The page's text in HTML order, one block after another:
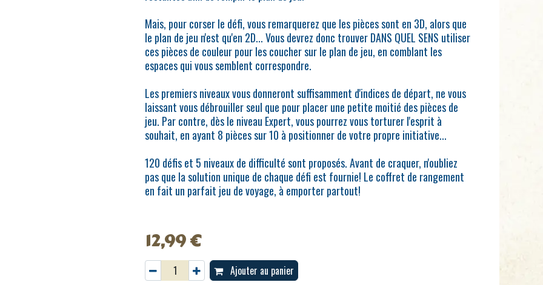
Mais, pour corser le défi, vous remarquerez que les pièces sont en 3D, alors que
le plan de jeu n'est qu'en 2D... Vous devrez donc trouver DANS QUEL SENS utiliser
ces pièces de couleur pour les coucher sur le plan de jeu, en comblant les
espaces qui vous semblent correspondre.
Les premiers niveaux vous donneront suffisamment d'indices de départ, ne vous
laissant vous débrouiller seul que pour placer une petite moitié des pièces de
jeu. Par contre, dès le niveau Expert, vous pourrez vous torturer l'esprit à
souhait, en ayant 8 pièces sur 10 à positionner de votre propre initiative...
120 défis et 5 niveaux de difficulté sont proposés. Avant de craquer, n'oubliez
pas que la solution unique de chaque défi est fournie! Le coffret de rangement
en fait un parfait jeu de voyage, à emporter partout!
12,99€
Ajouter au panier